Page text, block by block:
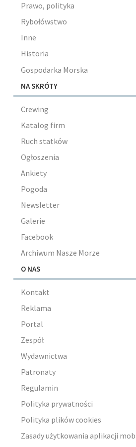
Prawo, polityka
Rybołówstwo
Inne
Historia
Gospodarka Morska
NA SKRÓTY
Crewing
Katalog firm
Ruch statków
Ogłoszenia
Ankiety
Pogoda
Newsletter
Galerie
Facebook
Archiwum Nasze Morze
O NAS
Kontakt
Reklama
Portal
Zespół
Wydawnictwa
Patronaty
Regulamin
Polityka prywatności
Polityka plików cookies
Zasady użytkowania aplikacji